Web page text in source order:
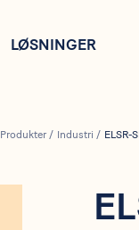
LØSNINGER
Produkter/ Industri / ELSR-